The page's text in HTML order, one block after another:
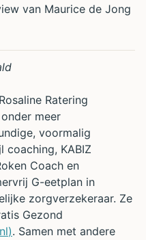
van Maurice de Jong
Ratering
meer
voormalig
KABIZ
Coach en
G-eetplan in
zorgverzekeraar. Ze
Gezond
). Samen met andere